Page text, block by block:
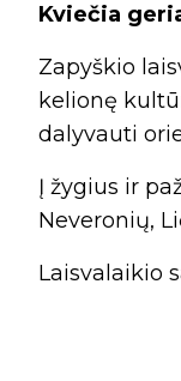
Kviečia
Zapyškio
kelionę
dalyvauti
Į žygius ir
Neveronių,
Laisvalaikio